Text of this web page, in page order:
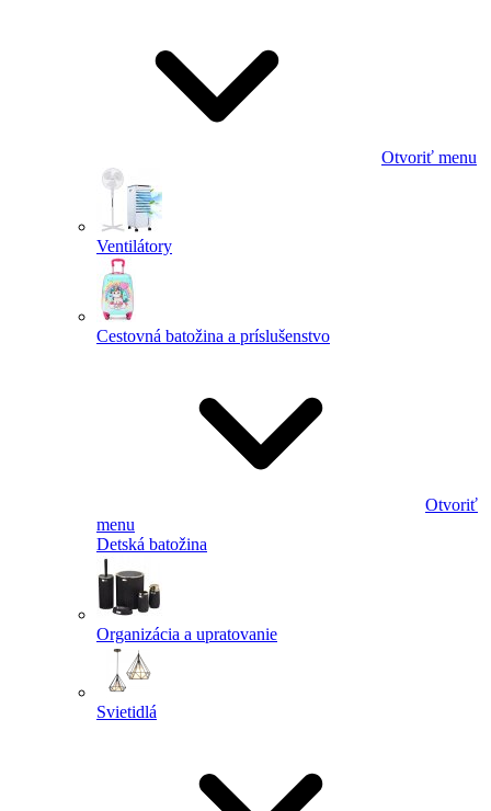
Otvoriť menu
Ventilátory
Cestovná batožina a príslušenstvo
Otvoriť
menu
Detská batožina
Organizácia a upratovanie
Svietidlá